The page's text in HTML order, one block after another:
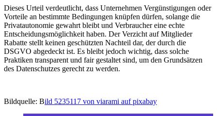
Dieses Urteil verdeutlicht, dass Unternehmen Vergünstigungen oder
Vorteile an bestimmte Bedingungen knüpfen dürfen, solange die
Privatautonomie gewahrt bleibt und Verbraucher eine echte
Entscheidungsmöglichkeit haben. Der Verzicht auf Mitglieder
Rabatte stellt keinen geschützten Nachteil dar, der durch die
DSGVO abgedeckt ist. Es bleibt jedoch wichtig, dass solche
Praktiken transparent und fair gestaltet sind, um den Grundsätzen
des Datenschutzes gerecht zu werden.
Bildquelle: Bild 5235117 von viarami auf pixabay